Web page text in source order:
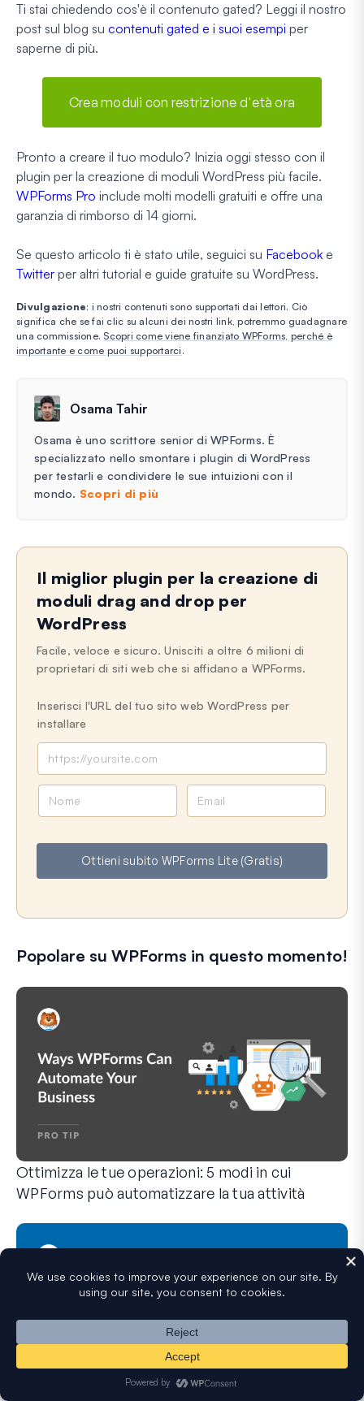
Ti stai chiedendo cos'è il contenuto gated? Leggi il nostro
post sul blog su contenuti gated e i suoi esempi per
saperne di più.
Crea moduli con restrizione d'età ora
Pronto a creare il tuo modulo? Inizia oggi stesso con il
plugin per la creazione di moduli WordPress più facile.
WPForms Pro include molti modelli gratuiti e offre una
garanzia di rimborso di 14 giorni.
Se questo articolo ti è stato utile, seguici su Facebook e
Twitter per altri tutorial e guide gratuite su WordPress.
Divulgazione: i nostri contenuti sono supportati dai lettori. Ciò
significa che se fai clic su alcuni dei nostri link, potremmo guadagnare
una commissione.Scopri come viene finanziato WPForms, perché è
importante e come puoi supportarci .
Osama Tahir
Osama è uno scrittore senior di WPForms. È
specializzato nello smontare i plugin di WordPress
per testarli e condividere le sue intuizioni con il
mondo. Scopri di più
Il miglior plugin per la creazione di
moduli drag and drop per
WordPress
Facile, veloce e sicuro. Unisciti a oltre 6 milioni di
proprietari di siti web che si affidano a WPForms.
Inserisci l'URL del tuo sito web WordPress per
installare
e
i
l
Ottieni subito WPForms Lite (Gratis)
Popolare su WPForms in questo momento!
Ottimizza le tue operazioni: 5 modi in cui
WPForms può automatizzare la tua attività